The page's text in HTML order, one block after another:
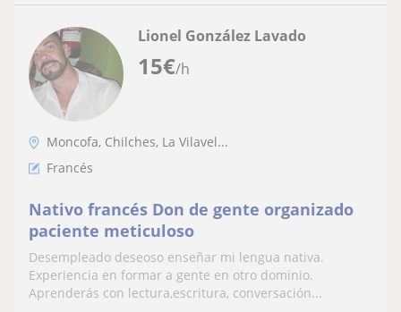
15€/h
Lionel González Lavado
Moncofa, Chilches, La Vilavel...
Francés
Nativo francés Don de gente organizado
paciente meticuloso
Desempleado deseoso enseñar mi lengua nativa.
Experiencia en formar a gente en otro dominio.
Aprenderás con lectura,escritura, conversación...